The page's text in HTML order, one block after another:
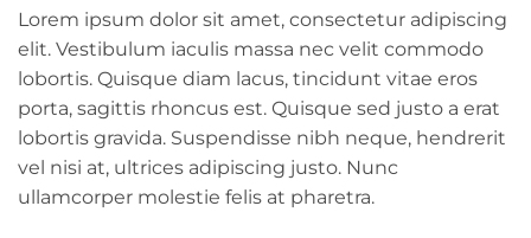
Lorem ipsum dolor sit amet, consectetur adipiscing
elit. Vestibulum iaculis massa nec velit commodo
lobortis. Quisque diam lacus, tincidunt vitae eros
porta, sagittis rhoncus est. Quisque sed justo a erat
lobortis gravida. Suspendisse nibh neque, hendrerit
vel nisi at, ultrices adipiscing justo. Nunc
ullamcorper molestie felis at pharetra.